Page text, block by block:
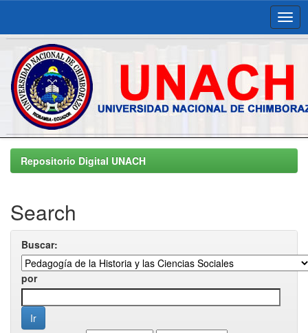
Skip
navigationRepositorio Digital UNACH
Search
Buscar:
por